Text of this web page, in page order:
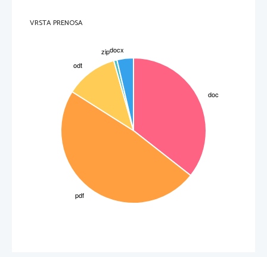
VRSTA PRENOSA